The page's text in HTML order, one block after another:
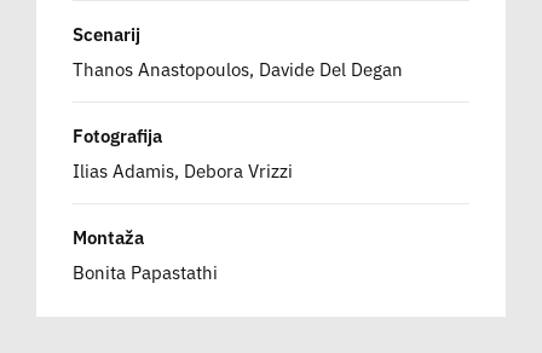
Scenarij
Thanos Anastopoulos, Davide Del Degan
Fotografija
Ilias Adamis, Debora Vrizzi
Montaža
Bonita Papastathi